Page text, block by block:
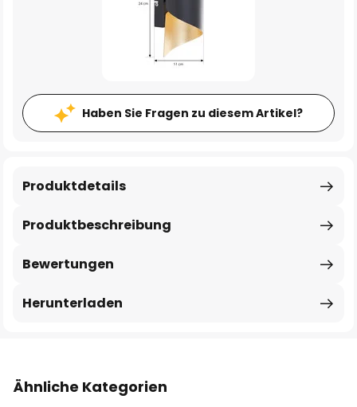
Haben Sie Fragen zu diesem Artikel?
Produktbeschreibung
Produktdetails
Bewertungen
Herunterladen
Ähnliche Kategorien